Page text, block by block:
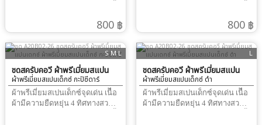
ชื่อ และ โลโก้ได้ผ้าไม่ติดขน800 ฿
ชื่อ และ โลโก้ได้ผ้าไม่ติดขน800 ฿
S M L
ชุดสครับคอวี ผ้าพรีเมี่ยมสแปน
เดกซ์
ผ้าพรีเมี่ยมสแปนเด็กซ์ กะปิซีดาร์
ผ้าพรีเมี่ยมสเปนเด็กซ์จุดเด่น เนืื้อ
ผ้ามีความยืดหยุ่น 4 ทิศทางสวม
L
ชุดสครับคอวี ผ้าพรีเมี่ยมสแปน
เดกซ์
ผ้าพรีเมี่ยมสแปนเด็กซ์ ดำ
ผ้าพรีเมี่ยมสเปนเด็กซ์จุดเด่น เนืื้อ
ผ้ามีความยืดหยุ่น 4 ทิศทางสวม